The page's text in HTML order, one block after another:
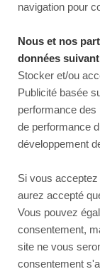
navigation pour
Nous et nos
données
Stocker et/ou
Publicité basée
performance
de performance
développement
Si vous
aurez accepté
Vous pouvez
consentement,
site ne vous
consentement